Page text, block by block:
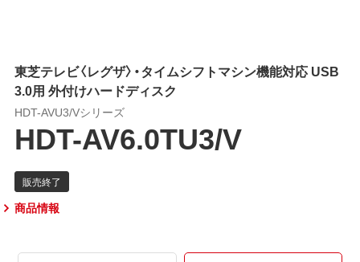
東芝テレビ〈レグザ〉・タイムシフトマシン機能対応 USB
3.0用 外付けハードディスク
HDT-AVU3/Vシリーズ
HDT-AV6.0TU3/V
商品情報